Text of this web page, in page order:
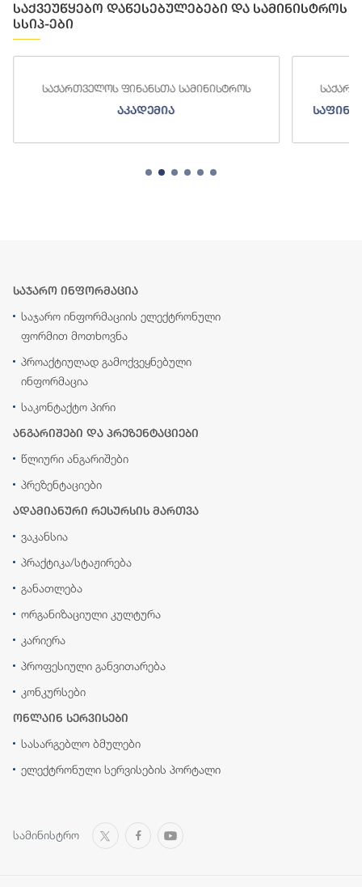
საქვეუწყებო დაწესებულებები და სამინისტროს
სსიპ-ები
საქართველოს ფინანსთა სამინისტროს
აკადემია
საჯარო ინფორმაცია
საჯარო ინფორმაციის ელექტრონული
ფორმით მოთხოვნა
პროაქტიულად გამოქვეყნებული
ინფორმაცია
საკონტაქტო პირი
ანგარიშები და პრეზენტაციები
წლიური ანგარიშები
პრეზენტაციები
ადამიანური რესურსის მართვა
ვაკანსია
პრაქტიკა/სტაჟირება
განათლება
ორგანიზაციული კულტურა
კარიერა
პროფესიული განვითარება
კონკურსები
ონლაინ სერვისები
სასარგებლო ბმულები
ელექტრონული სერვისების პორტალი
სამინისტრო